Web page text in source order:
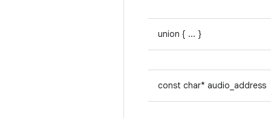
union { ... }
const char* audio_address